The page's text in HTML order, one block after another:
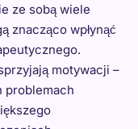
ze sobą wiele
znacząco wpłynąć
motywacji –
problemach